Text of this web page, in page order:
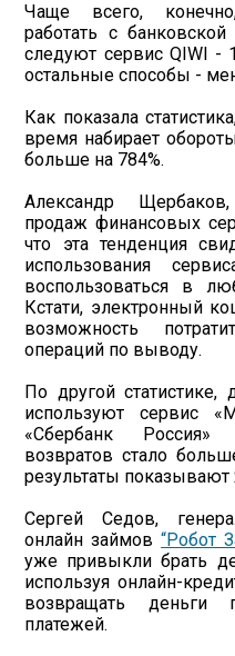
Чаще всего,
работать с
следуют сервис QIWI -
остальные способы -
Как показала
время набирает
больше на 784%.
Александр
продаж финансовых
что эта тенденция
использования
воспользоваться в
Кстати, электронный
возможность
операций по выводу.
По другой статистике,
используют сервис
«Сбербанк Россия»
возвратов стало
результаты показывают
Сергей Седов,
онлайн займов“Робот
уже привыкли брать
используя онлайн-
возвращать деньги
платежей.